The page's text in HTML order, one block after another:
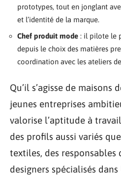
prototypes, tout en jonglant
et l’identité de la marque.
Chef produit mode : il pilote le
depuis le choix des matières
coordination avec les ateliers
Qu’il s’agisse de
jeunes entreprises
valorise l’aptitude à
des profils aussi variés
textiles, des responsables
designers spécialisés